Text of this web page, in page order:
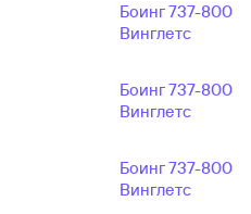
Боинг 737-800
Винглетс
Боинг 737-800
Винглетс
Боинг 737-800
Винглетс